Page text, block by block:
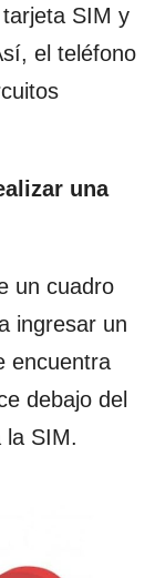
SIM y
el teléfono
una
un cuadro
ingresar un
encuentra
debajo del
la SIM.